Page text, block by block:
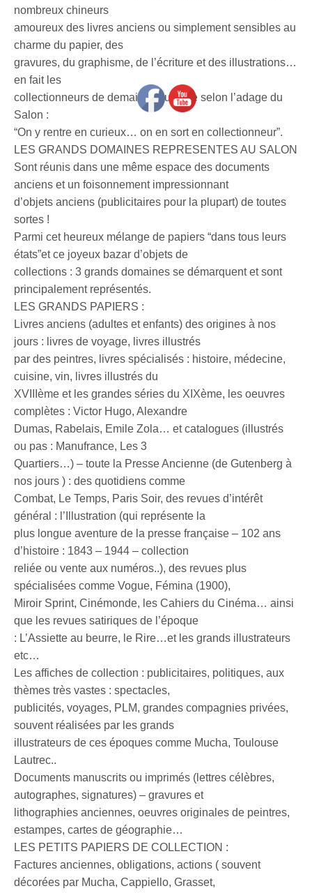
nombreux chineurs
amoureux des livres anciens ou simplement sensibles au
charme du papier, des
gravures, du graphisme, de l’écriture et des illustrations…
en fait les
collectionneurs de demain… puisque selon l’adage du
Salon :
“On y rentre en curieux… on en sort en collectionneur”.
LES GRANDS DOMAINES REPRESENTES AU SALON
Sont réunis dans une même espace des documents
anciens et un foisonnement impressionnant
d’objets anciens (publicitaires pour la plupart) de toutes
sortes !
Parmi cet heureux mélange de papiers “dans tous leurs
états”et ce joyeux bazar d’objets de
collections : 3 grands domaines se démarquent et sont
principalement représentés.
LES GRANDS PAPIERS :
Livres anciens (adultes et enfants) des origines à nos
jours : livres de voyage, livres illustrés
par des peintres, livres spécialisés : histoire, médecine,
cuisine, vin, livres illustrés du
XVIIIème et les grandes séries du XIXème, les oeuvres
complètes : Victor Hugo, Alexandre
Dumas, Rabelais, Emile Zola… et catalogues (illustrés
ou pas : Manufrance, Les 3
Quartiers…) – toute la Presse Ancienne (de Gutenberg à
nos jours ) : des quotidiens comme
Combat, Le Temps, Paris Soir, des revues d’intérêt
général : l’Illustration (qui représente la
plus longue aventure de la presse française – 102 ans
d’histoire : 1843 – 1944 – collection
reliée ou vente aux numéros..), des revues plus
spécialisées comme Vogue, Fémina (1900),
Miroir Sprint, Cinémonde, les Cahiers du Cinéma… ainsi
que les revues satiriques de l’époque
: L’Assiette au beurre, le Rire…et les grands illustrateurs
etc…
Les affiches de collection : publicitaires, politiques, aux
thèmes très vastes : spectacles,
publicités, voyages, PLM, grandes compagnies privées,
souvent réalisées par les grands
illustrateurs de ces époques comme Mucha, Toulouse
Lautrec..
Documents manuscrits ou imprimés (lettres célèbres,
autographes, signatures) – gravures et
lithographies anciennes, oeuvres originales de peintres,
estampes, cartes de géographie…
LES PETITS PAPIERS DE COLLECTION :
Factures anciennes, obligations, actions ( souvent
décorées par Mucha, Cappiello, Grasset,